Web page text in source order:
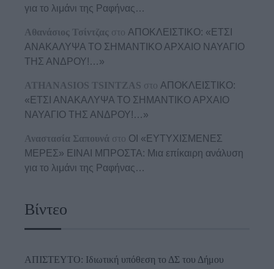
για το λιμάνι της Ραφήνας…
Αθανάσιος Τσίντζας στο ΑΠΟΚΛΕΙΣΤΙΚΟ: «ΕΤΣΙ
ΑΝΑΚΑΛΥΨΑ ΤΟ ΣΗΜΑΝΤΙΚΟ ΑΡΧΑΙΟ ΝΑΥΑΓΙΟ
ΤΗΣ ΑΝΔΡΟΥ!…»
ATHANASIOS TSINTZAS στο ΑΠΟΚΛΕΙΣΤΙΚΟ:
«ΕΤΣΙ ΑΝΑΚΑΛΥΨΑ ΤΟ ΣΗΜΑΝΤΙΚΟ ΑΡΧΑΙΟ
ΝΑΥΑΓΙΟ ΤΗΣ ΑΝΔΡΟΥ!…»
Αναστασία Σαπουνά στο ΟΙ «ΕΥΤΥΧΙΣΜΕΝΕΣ
ΜΕΡΕΣ» ΕΙΝΑΙ ΜΠΡΟΣΤΑ: Μια επίκαιρη ανάλυση
για το λιμάνι της Ραφήνας…
Βίντεο
ΑΠΙΣΤΕΥΤΟ: Ιδιωτική υπόθεση το ΔΣ του Δήμου